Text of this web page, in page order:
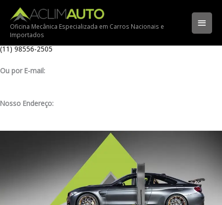
para
conteúdo
Oficina Mecânica Especializada em Carros Nacionais e
Importados
Ligue para nossa oficina:
(11) 3341-3969
Ligue pelo nosso WhatsApp:
(11) 98556-2505
Ou por E-mail:
Nosso Endereço: